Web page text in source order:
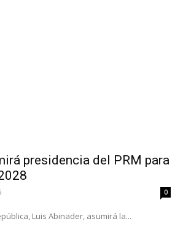
presidencia del PRM para
0
Luis Abinader, asumirá la...